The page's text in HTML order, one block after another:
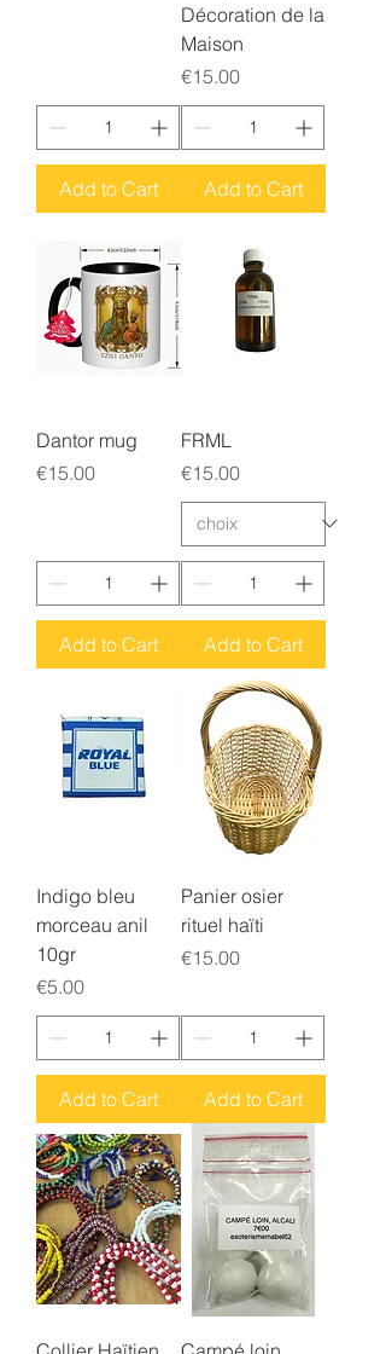
Add to Cart
Décoration de la
Maison
Price
€15.00
Add to Cart
Dantor mug
Price
€15.00
Add to Cart
FRML
Price
€15.00
Add to Cart
Indigo bleu
morceau anil
10gr
Price
€5.00
Add to Cart
Panier osier
rituel haïti
Price
€15.00
Add to Cart